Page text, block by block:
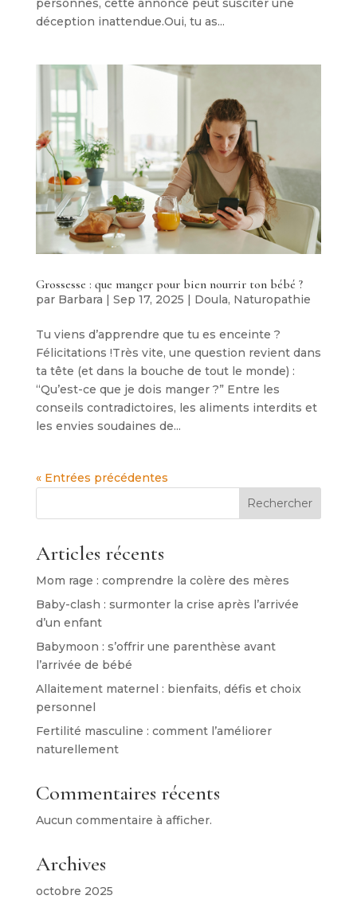
déception inattendue.Oui, tu as...
Grossesse : que manger pour bien nourrir ton bébé ?
par Barbara Sep 17, 2025 Doula, Naturopathie
Tu viens d’apprendre que tu es enceinte ?
Félicitations !Très vite, une question revient dans
ta tête (et dans la bouche de tout le monde) :
“Qu’est-ce que je dois manger ?” Entre les
conseils contradictoires, les aliments interdits et
les envies soudaines de...
« Entrées précédentes
Rechercher
Articles récents
Mom rage : comprendre la colère des mères
Baby-clash : surmonter la crise après l’arrivée
d’un enfant
Babymoon : s’offrir une parenthèse avant
l’arrivée de bébé
Allaitement maternel : bienfaits, défis et choix
personnel
Fertilité masculine : comment l’améliorer
naturellement
Commentaires récents
Aucun commentaire à afficher.
Archives
octobre 2025